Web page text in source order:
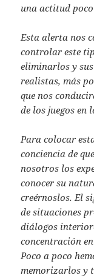
una actitud
Esta alerta nos
controlar este
eliminarlos y
realistas, más
que nos
de los juegos en
Para colocar
conciencia de
nosotros los
conocer su
creérnoslos. El
de situaciones
diálogos
concentración
Poco a poco
memorizarlos y